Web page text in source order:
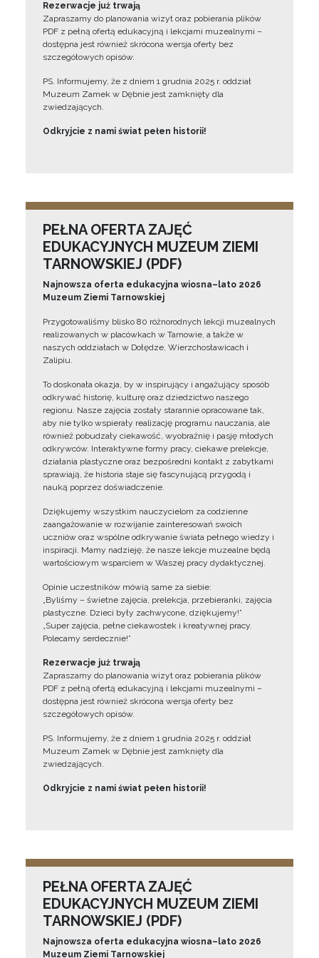
Rezerwacje już trwają
Zapraszamy do planowania wizyt oraz pobierania plików
PDF z pełną ofertą edukacyjną i lekcjami muzealnymi –
dostępna jest również skrócona wersja oferty bez
szczegółowych opisów.
PS. Informujemy, że z dniem 1 grudnia 2025 r. oddział
Muzeum Zamek w Dębnie jest zamknięty dla
zwiedzających.
Odkryjcie z nami świat pełen historii!
PEŁNA OFERTA ZAJĘĆ
EDUKACYJNYCH MUZEUM ZIEMI
TARNOWSKIEJ (PDF)
Najnowsza oferta edukacyjna wiosna–lato 2026
Muzeum Ziemi Tarnowskiej
Przygotowaliśmy blisko 80 różnorodnych lekcji muzealnych
realizowanych w placówkach w Tarnowie, a także w
naszych oddziałach w Dołędze, Wierzchosławicach i
Zalipiu.
To doskonała okazja, by w inspirujący i angażujący sposób
odkrywać historię, kulturę oraz dziedzictwo naszego
regionu. Nasze zajęcia zostały starannie opracowane tak,
aby nie tylko wspierały realizację programu nauczania, ale
również pobudzały ciekawość, wyobraźnię i pasję młodych
odkrywców. Interaktywne formy pracy, ciekawe prelekcje,
działania plastyczne oraz bezpośredni kontakt z zabytkami
sprawiają, że historia staje się fascynującą przygodą i
nauką poprzez doświadczenie.
Dziękujemy wszystkim nauczycielom za codzienne
zaangażowanie w rozwijanie zainteresowań swoich
uczniów oraz wspólne odkrywanie świata pełnego wiedzy i
inspiracji. Mamy nadzieję, że nasze lekcje muzealne będą
wartościowym wsparciem w Waszej pracy dydaktycznej.
Opinie uczestników mówią same za siebie:
„Byliśmy – świetne zajęcia, prelekcja, przebieranki, zajęcia
plastyczne. Dzieci były zachwycone, dziękujemy!”
„Super zajęcia, pełne ciekawostek i kreatywnej pracy.
Polecamy serdecznie!”
Rezerwacje już trwają
Zapraszamy do planowania wizyt oraz pobierania plików
PDF z pełną ofertą edukacyjną i lekcjami muzealnymi –
dostępna jest również skrócona wersja oferty bez
szczegółowych opisów.
PS. Informujemy, że z dniem 1 grudnia 2025 r. oddział
Muzeum Zamek w Dębnie jest zamknięty dla
zwiedzających.
Odkryjcie z nami świat pełen historii!
PEŁNA OFERTA ZAJĘĆ
EDUKACYJNYCH MUZEUM ZIEMI
TARNOWSKIEJ (PDF)
Najnowsza oferta edukacyjna wiosna–lato 2026
Muzeum Ziemi Tarnowskiej